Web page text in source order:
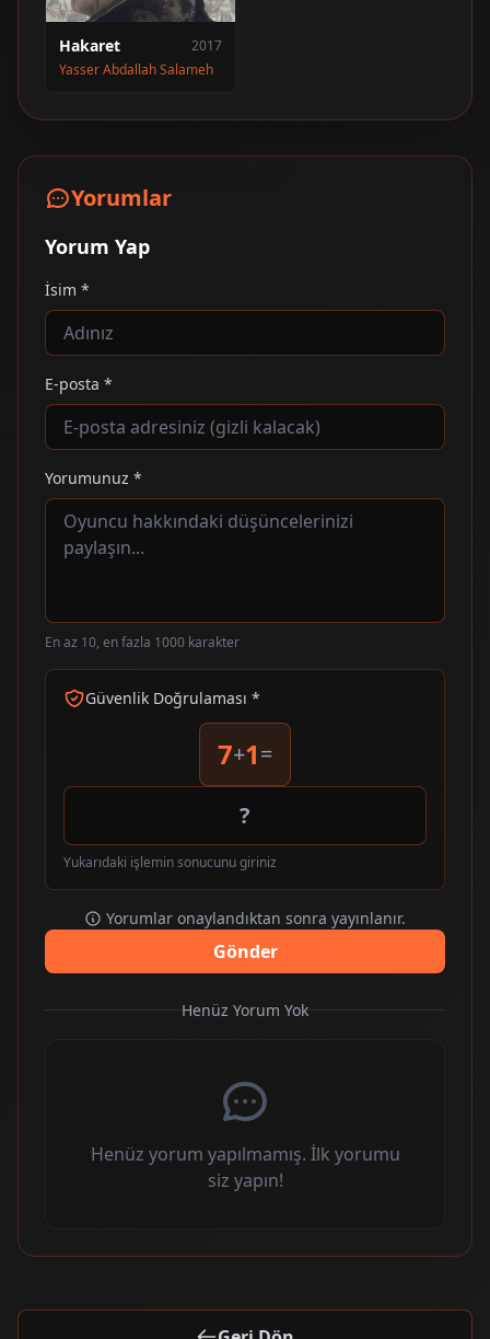
Hakaret
2017
Yasser Abdallah Salameh
Yorumlar
Yorum Yap
İsim *
E-posta *
Yorumunuz *
En az 10, en fazla 1000 karakter
Güvenlik Doğrulaması *
7+1=
Yukarıdaki işlemin sonucunu giriniz
Yorumlar onaylandıktan sonra yayınlanır.
Gönder
Henüz Yorum Yok
Henüz yorum yapılmamış. İlk yorumu
siz yapın!